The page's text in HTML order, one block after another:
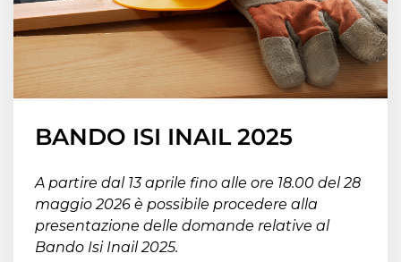
BANDO ISI INAIL 2025
A partire dal 13 aprile fino alle ore 18.00 del 28
maggio 2026 è possibile procedere alla
presentazione delle domande relative al
Bando Isi Inail 2025.